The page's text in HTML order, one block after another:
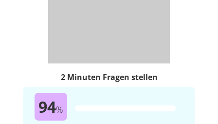
2 Minuten Fragen stellen
94%